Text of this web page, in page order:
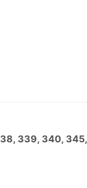
339, 340,